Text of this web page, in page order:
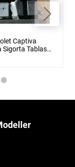
Captiva
Sigorta Tablası